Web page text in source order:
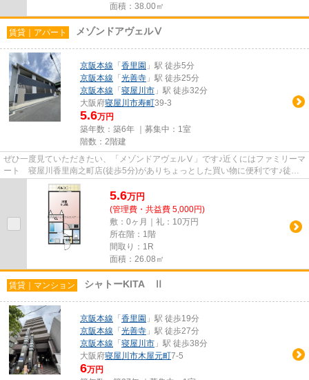
面積：38.00㎡
賃貸｜アパート メゾンドアヴェルⅤ
京阪本線 「 香里園 」駅 徒歩5分
京阪本線 「 光善寺 」駅 徒歩25分
京阪本線 「 寝屋川市 」駅 徒歩32分
大阪府寝屋川市寿町39-3
5.6万円
築年数：築6年 ｜募集中： 1室
階数：2階建
ぜひ一度見ていただきたい、「メゾンドアヴェルⅤ」です♪近くにはファミリーマ
ート 寝屋川香里南之町店(徒歩5分)がありちょっとした買い物に便利です♪徒歩5
分に駅がある物件です♪この...
5.6万円
(管理費・共益費 5,000円)
敷：0ヶ月｜礼：10万円
所在階：1階
間取り：1R
面積：26.08㎡
賃貸｜マンション シャトーKITA Ⅱ
京阪本線 「 香里園 」駅 徒歩19分
京阪本線 「 光善寺 」駅 徒歩27分
京阪本線 「 寝屋川市 」駅 徒歩38分
大阪府寝屋川市木屋元町7-5
6万円